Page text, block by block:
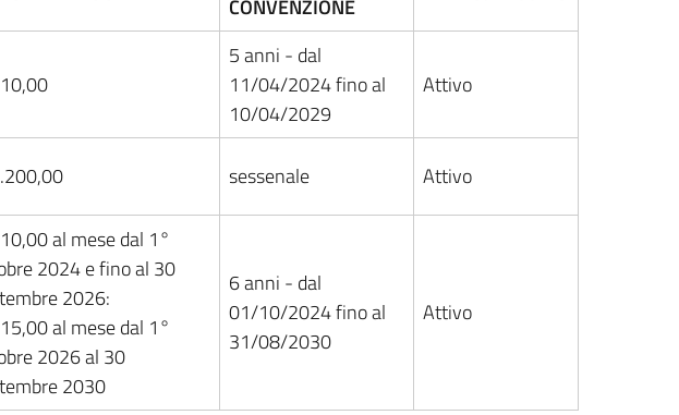
CONVENZIONE
5 anni - dal
11/04/2024 fino al
10/04/2029
Attivo
sessenale Attivo
al mese dal 1°
2024 e fino al 30
2026:
al mese dal 1°
2026 al 30
2030
6 anni - dal
01/10/2024 fino al
31/08/2030
Attivo